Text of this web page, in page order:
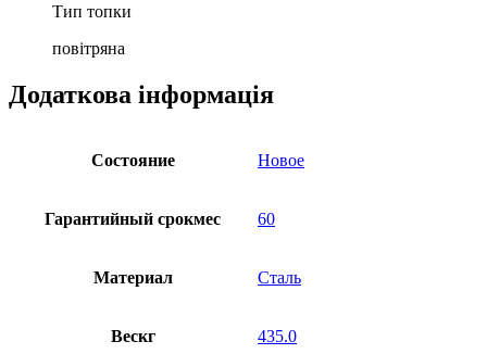
Тип топки
повітряна
Додаткова інформація
Состояние Новое
Гарантийный срокмес 60
Материал Сталь
Вескг 435.0